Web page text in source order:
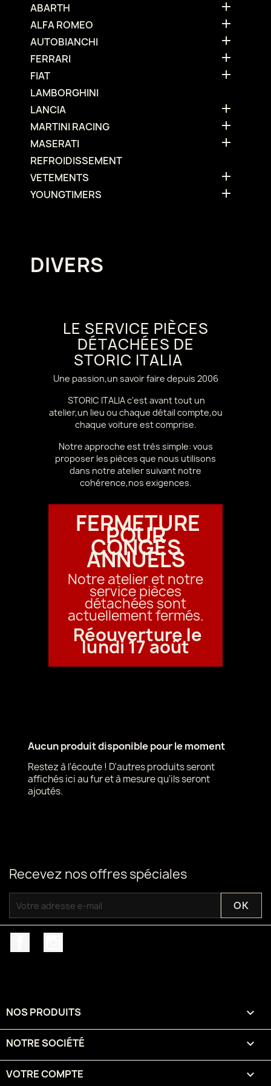
ABARTH 
ALFA ROMEO 
AUTOBIANCHI 
FERRARI 
FIAT 
LAMBORGHINI
LANCIA

MARTINI RACING 
MASERATI 
REFROIDISSEMENT
VETEMENTS

YOUNGTIMERS 
DIVERS
LE SERVICE PIÈCES
DÉTACHÉES DE
STORIC ITALIA
Une passion,un savoir faire depuis 2006
STORIC ITALIA c'est avant tout un
atelier,un lieu ou chaque détail compte,ou
chaque voiture est comprise.
Notre approche est très simple: vous
proposer les pièces que nous utilisons
dans notre atelier suivant notre
cohérence,nos exigences.
FERMETURE
POUR
CONGÉS
ANNUELS
Notre atelier et notre
service pièces
détachées sont
actuellement fermés.
Réouverture le
lundi 17 août
Aucun produit disponible pour le moment
Restez à l'écoute ! D'autres produits seront
affichés ici au fur et à mesure qu'ils seront
ajoutés.
Recevez nos offres spéciales
NOS PRODUITS 
NOTRE SOCIÉTÉ 
VOTRE COMPTE 